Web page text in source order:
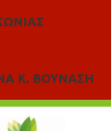
Κ. ΒΟΥΝΑΣΗ